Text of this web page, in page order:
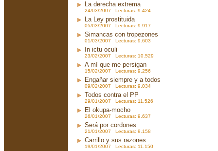
La derecha extrema
24/03/2007 Lecturas: 9.424
La Ley prostituida
05/03/2007 Lecturas: 9.917
Simancas con tropezones
01/03/2007 Lecturas: 9.603
In ictu oculi
23/02/2007 Lecturas: 10.529
A mí que me persigan
15/02/2007 Lecturas: 9.256
Engañar siempre y a todos
09/02/2007 Lecturas: 9.034
Todos contra el PP
29/01/2007 Lecturas: 11.526
El okupa-mocho
26/01/2007 Lecturas: 9.637
Será por cordones
21/01/2007 Lecturas: 9.158
Carrillo y sus razones
19/01/2007 Lecturas: 11.150